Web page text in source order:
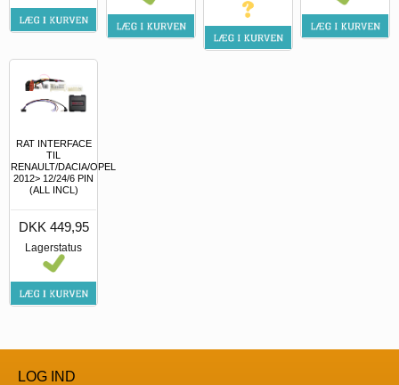
RAT INTERFACE
TIL
RENAULT/DACIA/OPEL
2012> 12/24/6 PIN
(ALL INCL)
DKK 449,95
Lagerstatus
LOG IND